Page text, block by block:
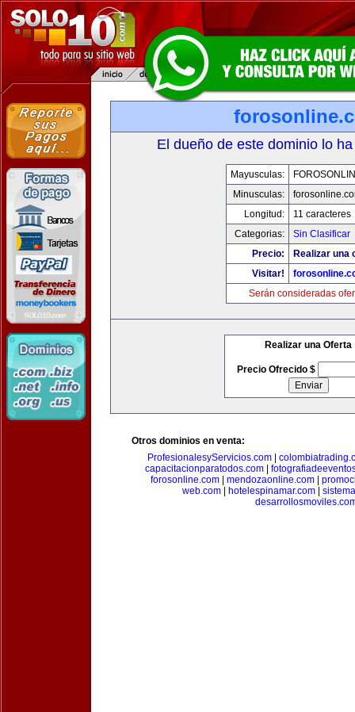
El dueño de este dominio lo
Mayusculas:
Minusculas:
Longitud:
11 caracteres
Categorias:
Sin Clasificar
Precio:
Realizar una
Visitar!
Serán consideradas
Realizar una Oferta
Precio Ofrecido $
Otros dominios en venta:
ProfesionalesyServicios.com
capacitacionparatodos.com
forosonline.com| mendozaonline.com|
web.com
hotelespinamar.com